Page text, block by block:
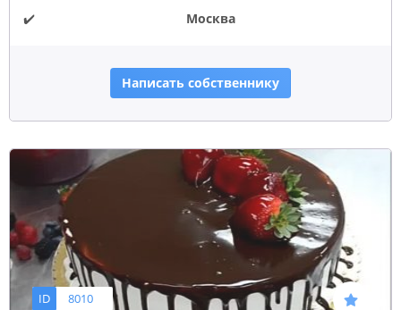
✔️
Москва
Написать собственнику
ID 8010